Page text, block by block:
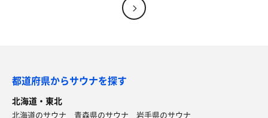
都道府県からサウナを探す
北海道・東北
北海道のサウナ 青森県のサウナ
岩手県のサウナ